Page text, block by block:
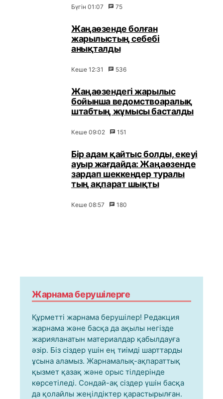
Бүгін 01:07 75
Жаңаөзенде болған
жарылыстың себебі
анықталды
Кеше 12:31 536
Жаңаөзендегі жарылыс
бойынша ведомствоаралық
штабтың жұмысы басталды
Кеше 09:02 151
Бір адам қайтыс болды, екеуі
ауыр жағдайда: Жаңаөзенде
зардап шеккендер туралы
тың ақпарат шықты
Кеше 08:57 180
Жарнама берушілерге
Құрметті жарнама берушілер! Редакция
жарнама және басқа да ақылы негізде
жарияланатын материалдар қабылдауға
әзір. Біз сіздер үшін ең тиімді шарттарды
ұсына аламыз. Жарнамалық-ақпараттық
қызмет қазақ және орыс тілдерінде
көрсетіледі. Сондай-ақ сіздер үшін басқа
да қолайлы жеңілдіктер қарастырылған.